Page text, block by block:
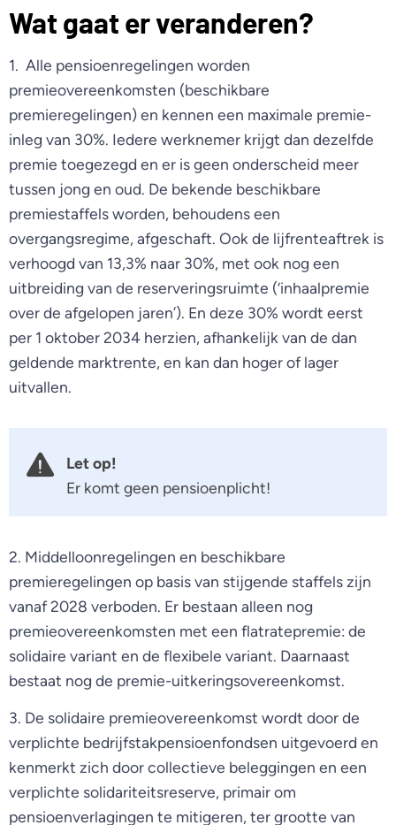
Wat gaat er veranderen?
1. Alle pensioenregelingen worden
premieovereenkomsten (beschikbare
premieregelingen) en kennen een maximale premie-
inleg van 30%. Iedere werknemer krijgt dan dezelfde
premie toegezegd en er is geen onderscheid meer
tussen jong en oud. De bekende beschikbare
premiestaffels worden, behoudens een
overgangsregime, afgeschaft. Ook de lijfrenteaftrek is
verhoogd van 13,3% naar 30%, met ook nog een
uitbreiding van de reserveringsruimte (‘inhaalpremie
over de afgelopen jaren’). En deze 30% wordt eerst
per 1 oktober 2034 herzien, afhankelijk van de dan
geldende marktrente, en kan dan hoger of lager
uitvallen.
Let op!
Er komt geen pensioenplicht!
2. Middelloonregelingen en beschikbare
premieregelingen op basis van stijgende staffels zijn
vanaf 2028 verboden. Er bestaan alleen nog
premieovereenkomsten met een flatratepremie: de
solidaire variant en de flexibele variant. Daarnaast
bestaat nog de premie-uitkeringsovereenkomst.
3. De solidaire premieovereenkomst wordt door de
verplichte bedrijfstakpensioenfondsen uitgevoerd en
kenmerkt zich door collectieve beleggingen en een
verplichte solidariteitsreserve, primair om
pensioenverlagingen te mitigeren, ter grootte van